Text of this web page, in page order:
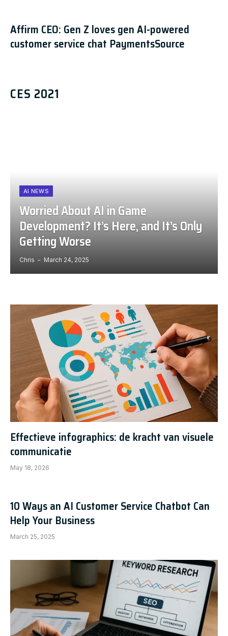
Affirm CEO: Gen Z loves gen AI-powered
customer service chat PaymentsSource
CES 2021
AI NEWS
Worried About AI in Game
Development? It’s Here, and It’s Only
Getting Worse
Chris March 24, 2025
Effectieve infographics: de kracht van visuele
communicatie
May 18, 2026
10 Ways an AI Customer Service Chatbot Can
Help Your Business
March 25, 2025